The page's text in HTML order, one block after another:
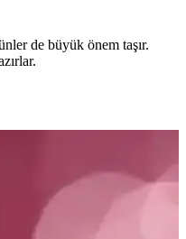
de büyük önem taşır.